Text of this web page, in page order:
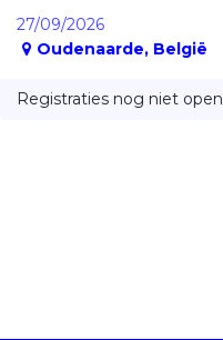
27/09/2026
Oudenaarde, België
Registraties nog niet open